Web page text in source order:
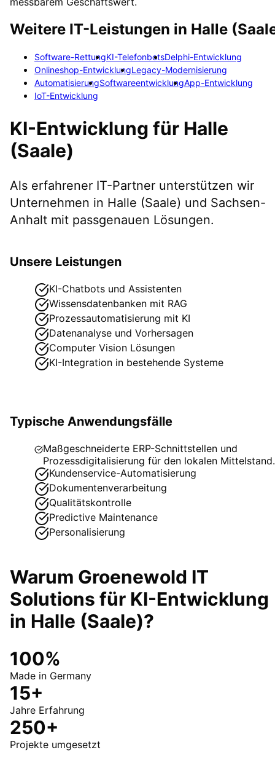
Weitere IT-Leistungen in Halle
Software-RettungKI-TelefonbotsDelphi-Entwicklung
Onlineshop-EntwicklungLegacy-Modernisierung
AutomatisierungSoftwareentwicklungApp-Entwicklung
IoT-Entwicklung
KI-Entwicklung für Halle
(Saale)
Als erfahrener IT-Partner unterstützen wir
Unternehmen in Halle (Saale) und Sachsen-
Anhalt mit passgenauen Lösungen.
Unsere Leistungen
KI-Chatbots und Assistenten
Wissensdatenbanken mit RAG
Prozessautomatisierung mit KI
Datenanalyse und Vorhersagen
Computer Vision Lösungen
KI-Integration in bestehende Systeme
Typische Anwendungsfälle
Maßgeschneiderte ERP-Schnittstellen und
Prozessdigitalisierung für den lokalen Mittelstand.
Kundenservice-Automatisierung
Dokumentenverarbeitung
Qualitätskontrolle
Predictive Maintenance
Personalisierung
Warum Groenewold IT
Solutions für KI-Entwicklung
in Halle (Saale)?
100%
Made in Germany
15+
Jahre Erfahrung
250+
Projekte umgesetzt